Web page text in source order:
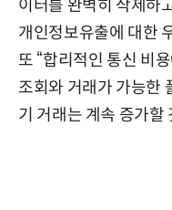
이터를 완벽히 삭제하
개인정보유출에 대한
또 “합리적인 통신 비
조회와 거래가 가능한
기 거래는 계속 증가할